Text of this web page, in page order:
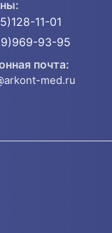
11-01
93-95
почта:
med.ru